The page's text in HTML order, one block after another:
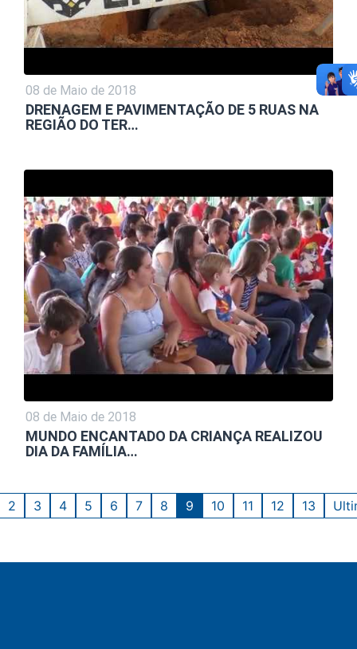
08 de Maio de 2018
DRENAGEM E PAVIMENTAÇÃO DE 5 RUAS NA
REGIÃO DO TER…
08 de Maio de 2018
MUNDO ENCANTADO DA CRIANÇA REALIZOU
DIA DA FAMÍLIA…
2 3 4 5 6 7 8 9 10 11 12 13